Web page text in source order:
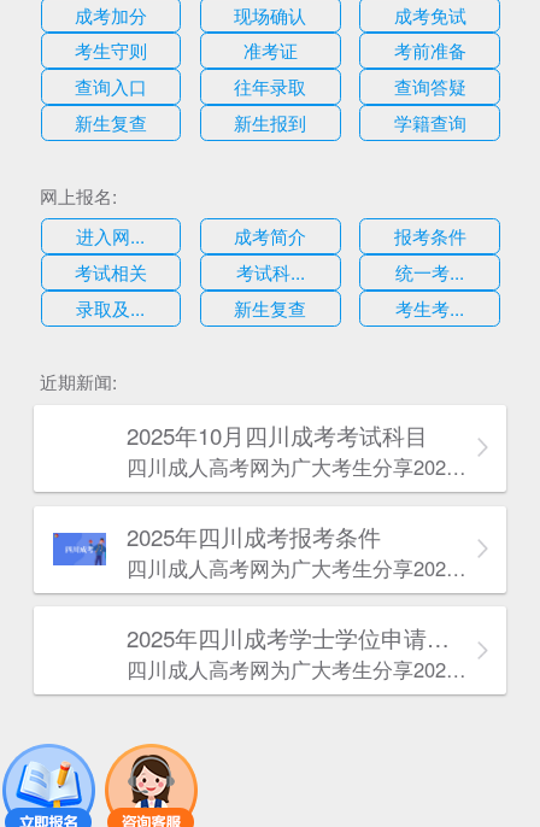
成考加分
现场确认
成考免试
考生守则
准考证
考前准备
查询入口
往年录取
查询答疑
新生复查
新生报到 学籍查询
网上报名:
进入网...
成考简介
报考条件
考试相关
考试科...
统一考...
录取及...
新生复查 考生考...
近期新闻:
2025年10月四川成考考试科目
四川成人高考网​为广大考生分享2025年10月四川成考考试科目。为广大在职人员和社会人士提供学历提升的机会。更多四川成考考试信息，欢迎在线访问四川成人高考网。
2025年‌‌‌‌四川成考报考条件
四川成人高考网​为广大考生分享2025年‌‌‌‌四川成考报考条件。为广大在职人员和社会人士提供学历提升的机会。更多四川成考考试信息，欢迎在线访问四川成人高考网。
2025年‌‌‌‌四川成考学士学位申请条件
四川成人高考网​为广大考生分享2025年‌‌‌‌四川成考学士学位申请条件。为广大在职人员和社会人士提供学历提升的机会。更多四川成考考试信息，欢迎在线访问四川成人高考网。